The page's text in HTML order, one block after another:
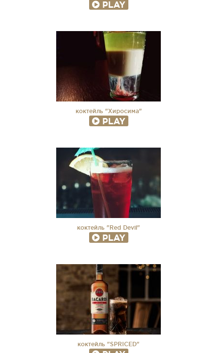
PLAY
коктейль "Хиросима"
PLAY
коктейль "Red Devil"
PLAY
коктейль "SPRICED"